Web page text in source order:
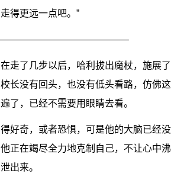
得更远一点吧。”
走了几步以后，哈利拔出魔杖，施展了
长没有回头，也没有低头看路，仿佛这
了，已经不需要用眼睛去看。
好奇，或者恐惧，可是他的大脑已经没
正在竭尽全力地克制自己，不让心中沸
出来。